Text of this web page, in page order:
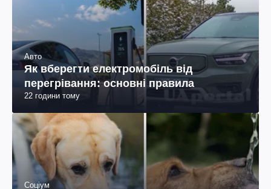
Авто
Як вберегти електромобіль від
перегрівання: основні правила
22 години тому
Соціум